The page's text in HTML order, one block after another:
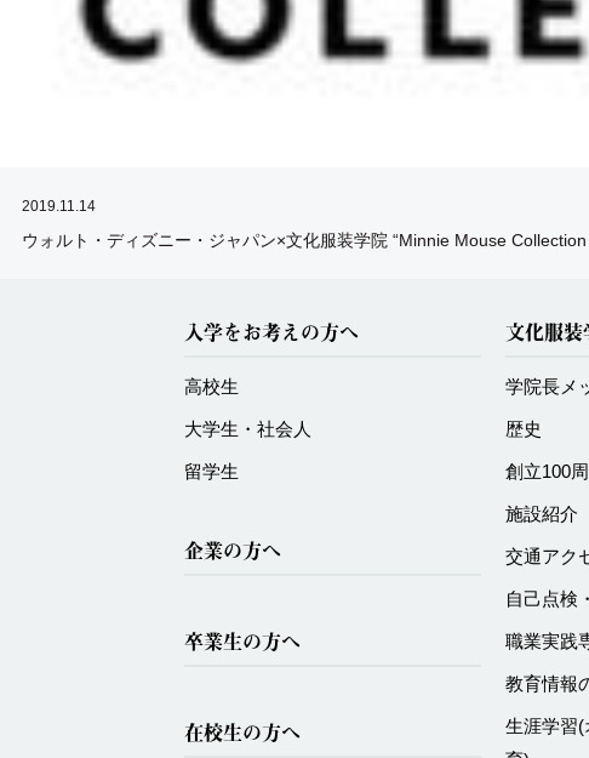
2019.11.14
ウォルト・ディズニー・ジャパン×文化服装学院 “Minnie Mouse Collection
入学をお考えの方へ
高校生
大学生・社会人
留学生
企業の方へ
卒業生の方へ
在校生の方へ
文化服装
学院長メ
歴史
創立100
施設紹介
交通アク
自己点検
職業実践
教育情報
生涯学習(